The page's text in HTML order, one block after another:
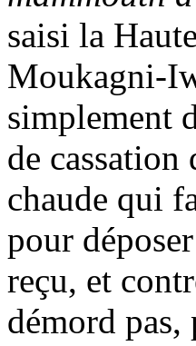
saisi la
Moukagni-
simplement
de
chaude qui
pour
reçu, et
démord